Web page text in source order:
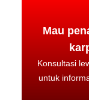
Mau
Konsultasi
untuk